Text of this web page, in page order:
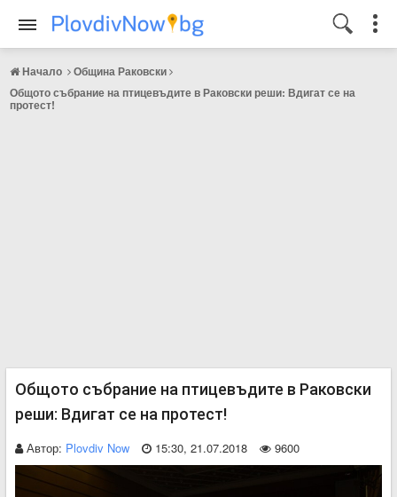
Начало
Община Раковски
Общото събрание на птицевъдите в Раковски реши: Вдигат се на
протест!
Общото събрание на птицевъдите в Раковски
реши: Вдигат се на протест!
Автор: Plovdiv Now 15:30, 21.07.2018 9600